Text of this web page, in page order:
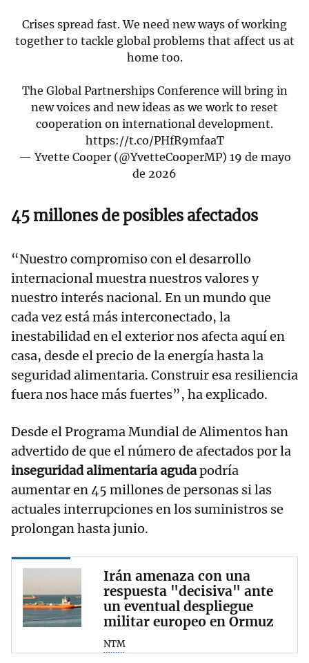
Crises spread fast. We need new ways of working
together to tackle global problems that affect us at
home too.
The Global Partnerships Conference will bring in
new voices and new ideas as we work to reset
cooperation on international development.
https://t.co/PHfR9mfaaT
— Yvette Cooper (@YvetteCooperMP) 19 de mayo
de 2026
45 millones de posibles afectados
“Nuestro compromiso con el desarrollo
internacional muestra nuestros valores y
nuestro interés nacional. En un mundo que
cada vez está más interconectado, la
inestabilidad en el exterior nos afecta aquí en
casa, desde el precio de la energía hasta la
seguridad alimentaria. Construir esa resiliencia
fuera nos hace más fuertes”, ha explicado.
Desde el Programa Mundial de Alimentos han
advertido de que el número de afectados por la
inseguridad alimentaria agudapodría
aumentar en 45 millones de personas si las
actuales interrupciones en los suministros se
prolongan hasta junio.
Irán amenaza con una
respuesta "decisiva" ante
un eventual despliegue
militar europeo en Ormuz
NTM